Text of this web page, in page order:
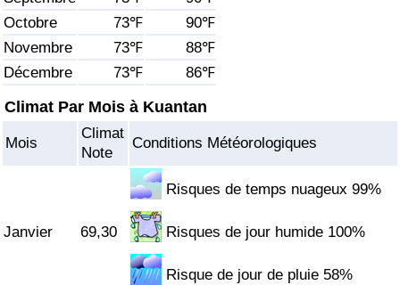
Octobre
73℉
90℉
Novembre
73℉
88℉
Décembre
73℉ 86℉
Climat Par Mois à Kuantan
Mois
Climat
Note
Conditions Météorologiques
Janvier 69,30
Risques de temps nuageux 99%
Risques de jour humide 100%
Risque de jour de pluie 58%
Soins de santé
Indice des soins de santé (Actuel)
Indice des soins de santé par Pays
Indice de Pollution (Actuel)